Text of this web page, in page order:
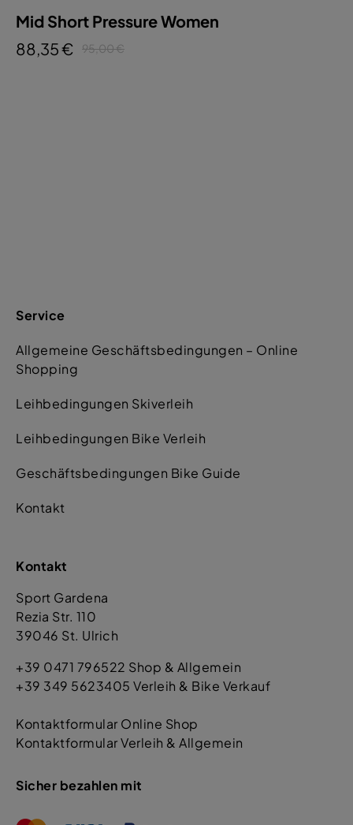
Mid Short Pressure Women
88,35 €
95,00 €
Service
Allgemeine Geschäftsbedingungen – Online
Shopping
Leihbedingungen Skiverleih
Leihbedingungen Bike Verleih
Geschäftsbedingungen Bike Guide
Kontakt
Kontakt
Sport Gardena
Rezia Str. 110
39046 St. Ulrich
+39 0471 796522 Shop & Allgemein
+39 349 5623405 Verleih & Bike Verkauf
Kontaktformular Online Shop
Kontaktformular Verleih & Allgemein
Sicher bezahlen mit